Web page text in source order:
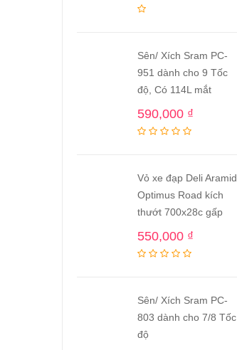
Sên/ Xích Sram PC-
951 dành cho 9 Tốc
độ, Có 114L mắt
590,000 ₫
Vỏ xe đạp Deli Aramid
Optimus Road kích
thướt 700x28c gấp
550,000 ₫
Sên/ Xích Sram PC-
803 dành cho 7/8 Tốc
độ